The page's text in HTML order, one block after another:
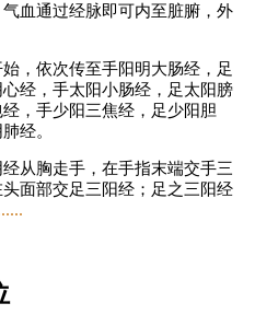
血通过经脉即可内至脏腑，外
，依次传至手阳明大肠经，足
经，手太阳小肠经，足太阳膀
，手少阳三焦经，足少阳胆
经。
从胸走手，在手指末端交手三
面部交足三阳经；足之三阳经
；足之三阴经从足走腹，在胸
胸腹部，其中分布于上肢内侧
为足三阴经。凡属六腑（胆、